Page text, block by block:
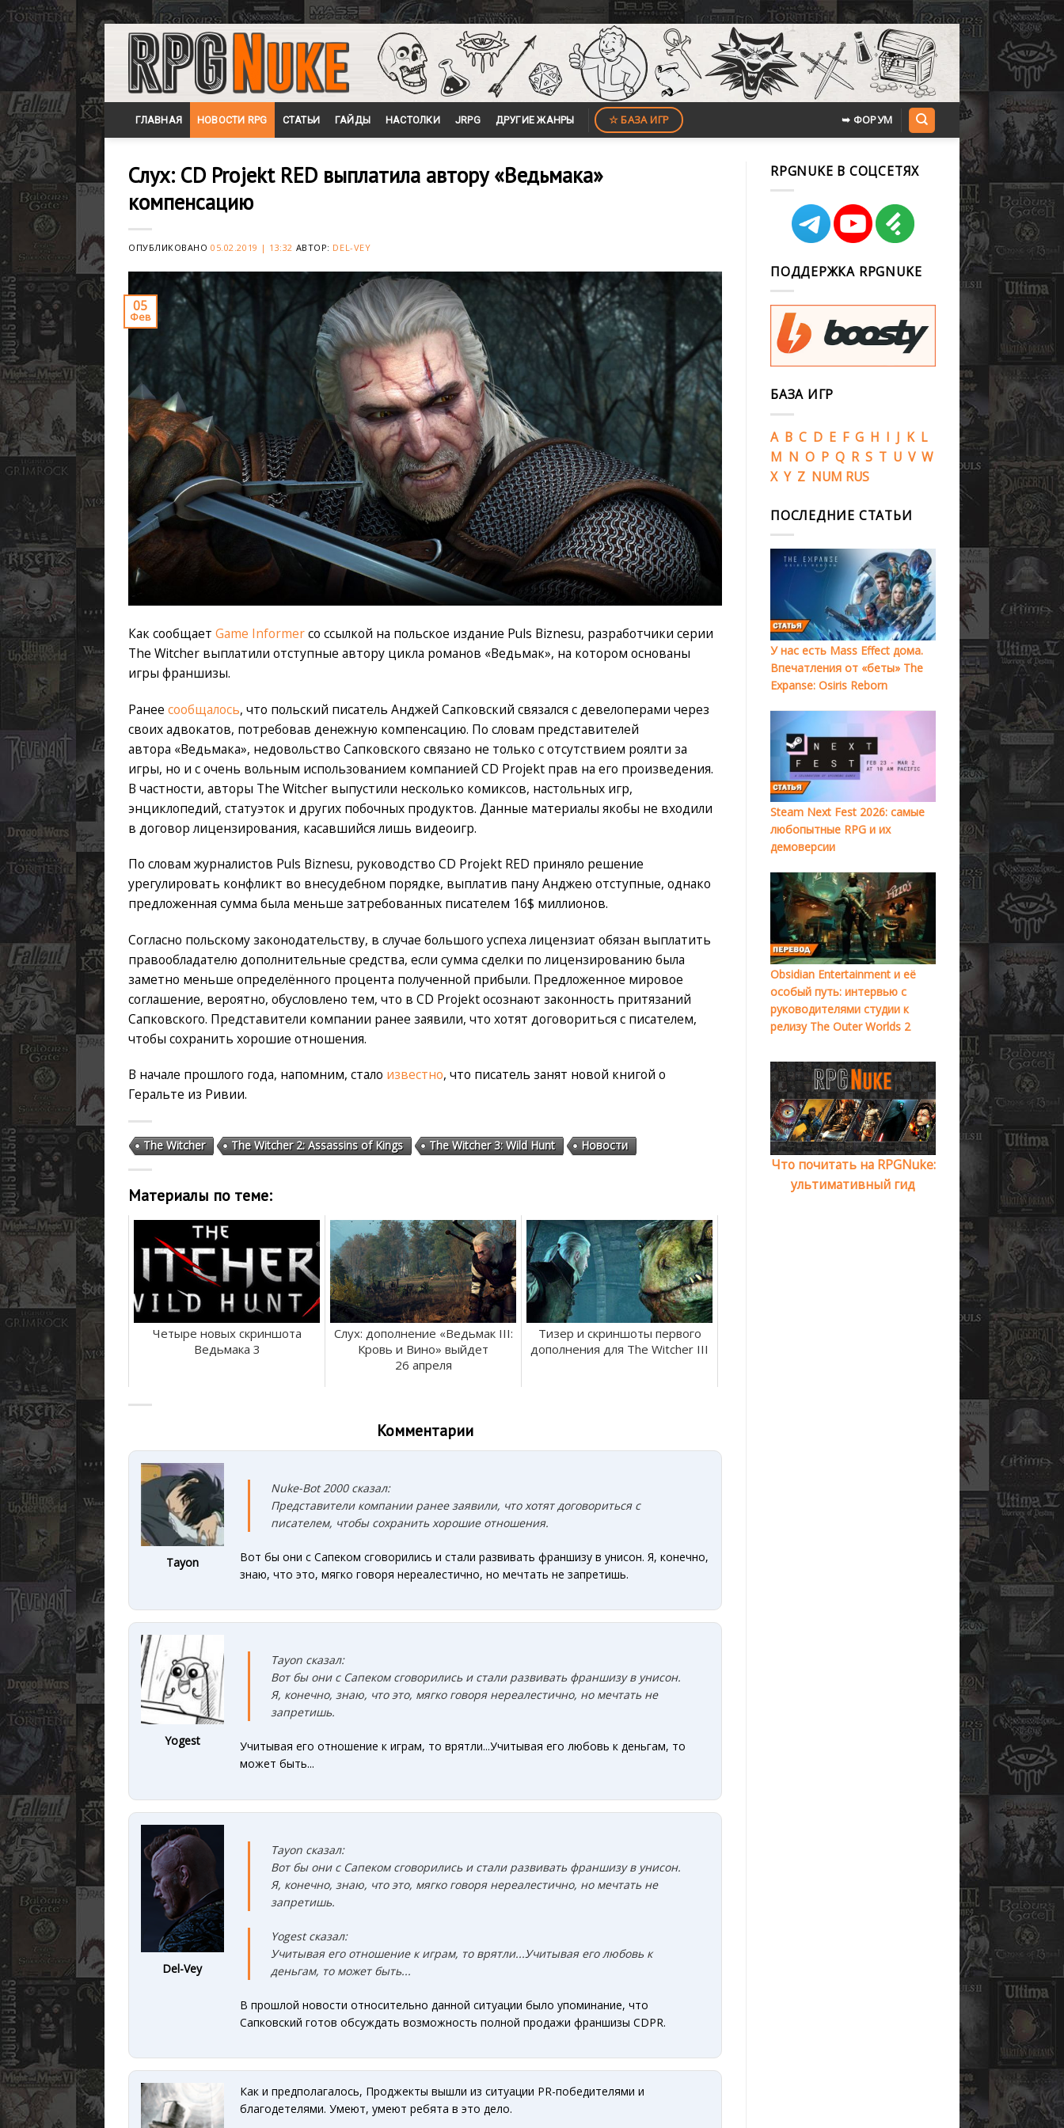
Skip
content
ГЛАВНАЯ НОВОСТИ RPG СТАТЬИ ГАЙДЫ НАСТОЛКИ JRPG ДРУГИЕ ЖАНРЫ ☆ БАЗА ИГР ➥ ФОРУМ
Слух: CD Projekt RED выплатила автору «Ведьмака»
компенсацию
ОПУБЛИКОВАНО05.02.2019 | 13:32 АВТОР: DEL-VEY
05
Фев
Как сообщает Game Informerсо ссылкой на польское издание Puls Biznesu, разработчики серии
The Witcher выплатили отступные автору цикла романов «Ведьмак», на котором основаны
игры франшизы.
Ранее сообщалось, что польский писатель Анджей Сапковский связался с девелоперами через
своих адвокатов, потребовав денежную компенсацию. По словам представителей
автора «Ведьмака», недовольство Сапковского связано не только с отсутствием роялти за
игры, но и с очень вольным использованием компанией CD Projekt прав на его произведения.
В частности, авторы The Witcher выпустили несколько комиксов, настольных игр,
энциклопедий, статуэток и других побочных продуктов. Данные материалы якобы не входили
в договор лицензирования, касавшийся лишь видеоигр.
По словам журналистов Puls Biznesu, руководство CD Projekt RED приняло решение
урегулировать конфликт во внесудебном порядке, выплатив пану Анджею отступные, однако
предложенная сумма была меньше затребованных писателем 16$ миллионов.
Cогласно польскому законодательству, в случае большого успеха лицензиат обязан выплатить
правообладателю дополнительные средства, если сумма сделки по лицензированию была
заметно меньше определённого процента полученной прибыли. Предложенное мировое
соглашение, вероятно, обусловлено тем, что в CD Projekt осознают законность притязаний
Сапковского. Представители компании ранее заявили, что хотят договориться с писателем,
чтобы сохранить хорошие отношения.
В начале прошлого года, напомним, стало известно, что писатель занят новой книгой о
Геральте из Ривии.
The Witcher The Witcher 2: Assassins of Kings The Witcher 3: Wild Hunt Новости
Материалы по теме:
Четыре новых скриншота
Ведьмака 3
Слух: дополнение «Ведьмак III:
Кровь и Вино» выйдет
26 апреля
Тизер и скриншоты первого
дополнения для The Witcher III
Комментарии
Tayon
Nuke-Bot 2000 сказал:
Представители компании ранее заявили, что хотят договориться с
писателем, чтобы сохранить хорошие отношения.
Вот бы они с Сапеком сговорились и стали развивать франшизу в унисон. Я, конечно,
знаю, что это, мягко говоря нереалестично, но мечтать не запретишь.
Yogest
Tayon сказал:
Вот бы они с Сапеком сговорились и стали развивать франшизу в унисон.
Я, конечно, знаю, что это, мягко говоря нереалестично, но мечтать не
запретишь.
Учитывая его отношение к играм, то врятли...Учитывая его любовь к деньгам, то
может быть...
Del-Vey
Tayon сказал:
Вот бы они с Сапеком сговорились и стали развивать франшизу в унисон.
Я, конечно, знаю, что это, мягко говоря нереалестично, но мечтать не
запретишь.
Yogest сказал:
Учитывая его отношение к играм, то врятли...Учитывая его любовь к
деньгам, то может быть...
В прошлой новости относительно данной ситуации было упоминание, что
Сапковский готов обсуждать возможность полной продажи франшизы CDPR.
Как и предполагалось, Проджекты вышли из ситуации PR-победителями и
благодетелями. Умеют, умеют ребята в это дело.
RPGNUKE В СОЦСЕТЯХ
ПОДДЕРЖКА RPGNUKE
БАЗА ИГР
A B C D E F G H I J K L
M N O P Q R S T U V W
X Y Z NUM RUS
ПОСЛЕДНИЕ СТАТЬИ
У нас есть Mass Effect дома.
Впечатления от «беты» The
Expanse: Osiris Reborn
Steam Next Fest 2026: самые
любопытные RPG и их
демоверсии
Obsidian Entertainment и её
особый путь: интервью с
руководителями студии к
релизу The Outer Worlds 2
Что почитать на RPGNuke:
ультимативный гид